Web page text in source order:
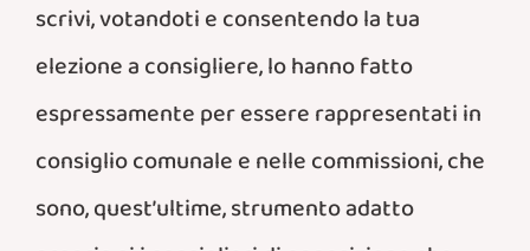
scrivi, votandoti e consentendo la tua
elezione a consigliere, lo hanno fatto
espressamente per essere rappresentati in
consiglio comunale e nelle commissioni, che
sono, quest’ultime, strumento adatto